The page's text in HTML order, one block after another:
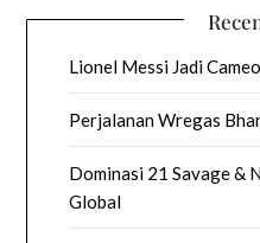
Lionel Messi Jadi
Perjalanan Wregas
Dominasi 21 Savage &
Global